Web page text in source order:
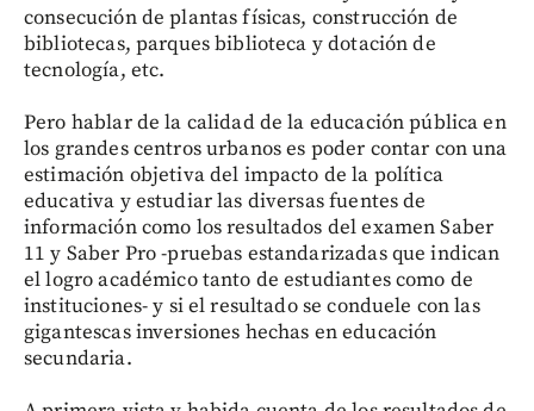
consecución de plantas físicas, construcción de
bibliotecas, parques biblioteca y dotación de
tecnología, etc.
Pero hablar de la calidad de la educación pública en
los grandes centros urbanos es poder contar con una
estimación objetiva del impacto de la política
educativa y estudiar las diversas fuentes de
información como los resultados del examen Saber
11 y Saber Pro -pruebas estandarizadas que indican
el logro académico tanto de estudiantes como de
instituciones- y si el resultado se conduele con las
gigantescas inversiones hechas en educación
secundaria.